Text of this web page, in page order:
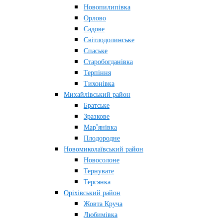
Новопилипівка
Орлово
Садове
Світлодолинське
Спаське
Старобогданівка
Терпіння
Тихонівка
Михайлівський район
Братське
Зразкове
Мар’янівка
Плодородне
Новомиколаївський район
Новосолоне
Тернувате
Терсянка
Оріхівський район
Жовта Круча
Любимівка